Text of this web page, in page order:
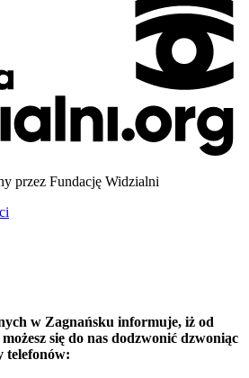
przez Fundację Widzialni
w Zagnańsku informuje, iż od
się do nas dodzwonić dzwoniąc
telefonów: